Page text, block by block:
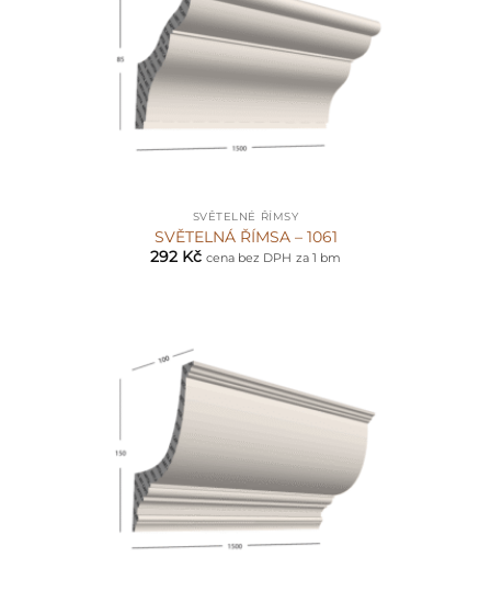
SVĚTELNÉ ŘÍMSY
SVĚTELNÁ ŘÍMSA – 1061
292 Kč cena bez DPH za 1 bm